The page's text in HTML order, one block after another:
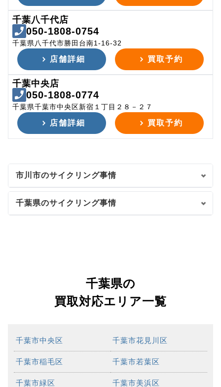
千葉八千代店
050-1808-0754
千葉県八千代市勝田台南1-16-32
店舗詳細 買取予約
千葉中央店
050-1808-0774
千葉県千葉市中央区新宿１丁目２８－２７
店舗詳細 買取予約
市川市のサイクリング事情
千葉県のサイクリング事情
千葉県の
買取対応エリア一覧
千葉市中央区 千葉市花見川区
千葉市稲毛区 千葉市若葉区
千葉市緑区 千葉市美浜区